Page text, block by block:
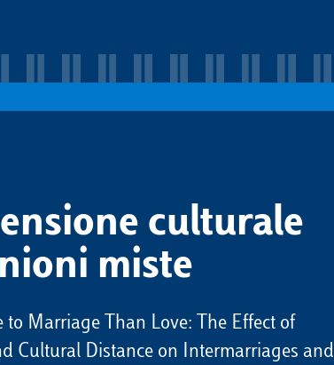
culturale
miste
to Marriage Than Love: The Effect of
Cultural Distance on Intermarriages and